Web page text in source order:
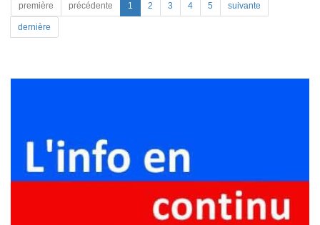
première précédente 1 2 3 4 5 suivante
dernière